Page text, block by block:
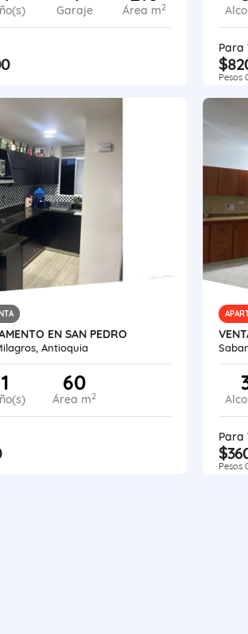
Garaje Área m2
Para
Pesos
EN SAN PEDRO
Antioquia
1 60
Área m2
Para
Pesos